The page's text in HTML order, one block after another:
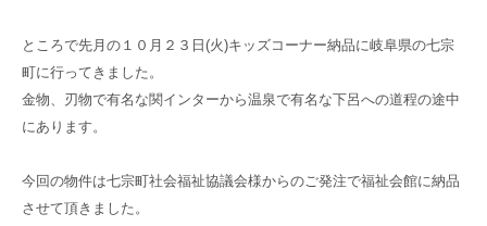
ところで先月の１０月２３日(火)キッズコーナー納品に岐阜県の七宗
町に行ってきました。
金物、刃物で有名な関インターから温泉で有名な下呂への道程の途中
にあります。
今回の物件は七宗町社会福祉協議会様からのご発注で福祉会館に納品
させて頂きました。